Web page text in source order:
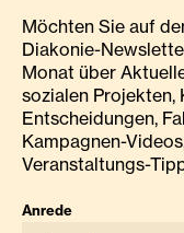
Möchten Sie auf
Diakonie-
Monat über
sozialen Projekten,
Entscheidungen,
Kampagnen-
Veranstaltungs-
Anrede